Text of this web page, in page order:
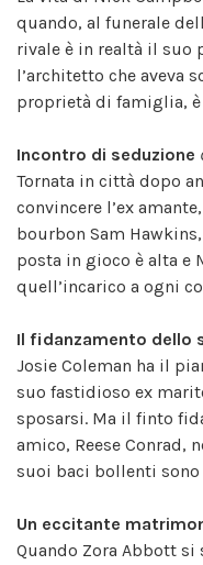
quando, al funerale
rivale è in realtà il suo
l’architetto che aveva
proprietà di famiglia,
Incontro di seduzione
Tornata in città dopo
convincere l’ex
bourbon Sam
posta in gioco è alta e
quell’incarico a ogni
Il fidanzamento dello
Josie Coleman ha il
suo fastidioso ex
sposarsi. Ma il finto
amico, Reese Conrad,
suoi baci bollenti sono
Un eccitante
Quando Zora Abbott si